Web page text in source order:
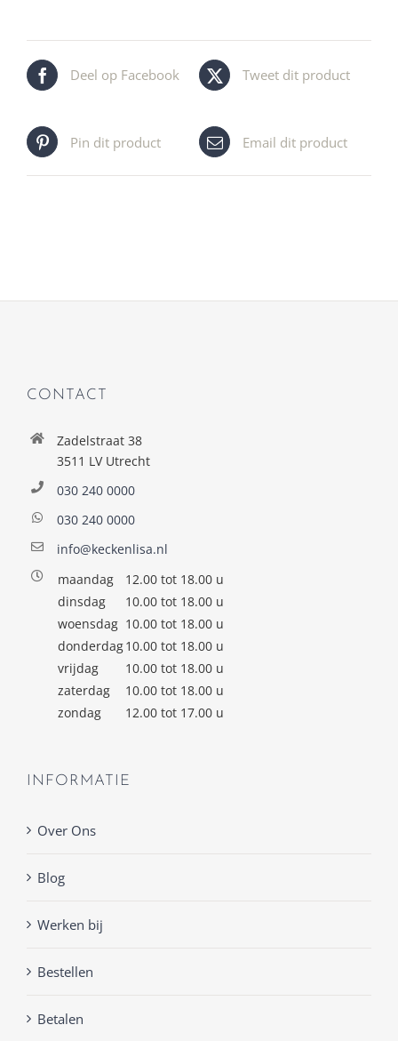
Deel op Facebook Tweet dit product
Pin dit product Email dit product
CONTACT
Zadelstraat 38
3511 LV Utrecht
030 240 0000
030 240 0000
info@keckenlisa.nl
maandag
12.00 tot 18.00 u
dinsdag
10.00 tot 18.00 u
woensdag 10.00 tot 18.00 u
donderdag10.00 tot 18.00 u
vrijdag
10.00 tot 18.00 u
zaterdag
10.00 tot 18.00 u
zondag
12.00 tot 17.00 u
INFORMATIE
Over Ons
Blog
Werken bij
Bestellen
Betalen